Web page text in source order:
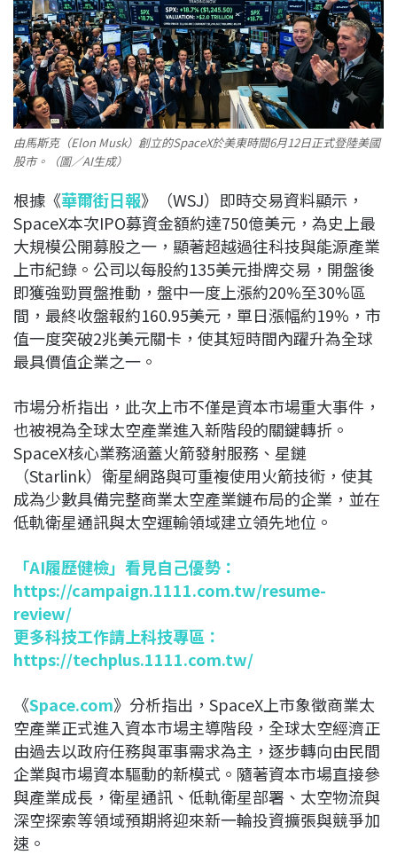
由馬斯克（Elon Musk）創立的SpaceX於美東時間6月12日正式登陸美國
股市。（圖／AI生成）
根據《華爾街日報》（WSJ）即時交易資料顯示，
SpaceX本次IPO募資金額約達750億美元，為史上最
大規模公開募股之一，顯著超越過往科技與能源產業
上市紀錄。公司以每股約135美元掛牌交易，開盤後
即獲強勁買盤推動，盤中一度上漲約20%至30%區
間，最終收盤報約160.95美元，單日漲幅約19%，市
值一度突破2兆美元關卡，使其短時間內躍升為全球
最具價值企業之一。
市場分析指出，此次上市不僅是資本市場重大事件，
也被視為全球太空產業進入新階段的關鍵轉折。
SpaceX核心業務涵蓋火箭發射服務、星鏈
（Starlink）衛星網路與可重複使用火箭技術，使其
成為少數具備完整商業太空產業鏈布局的企業，並在
低軌衛星通訊與太空運輸領域建立領先地位。
「AI履歷健檢」看見自己優勢：
https://campaign.1111.com.tw/resume-
review/
更多科技工作請上科技專區：
https://techplus.1111.com.tw/
《Space.com》分析指出，SpaceX上市象徵商業太
空產業正式進入資本市場主導階段，全球太空經濟正
由過去以政府任務與軍事需求為主，逐步轉向由民間
企業與市場資本驅動的新模式。隨著資本市場直接參
與產業成長，衛星通訊、低軌衛星部署、太空物流與
深空探索等領域預期將迎來新一輪投資擴張與競爭加
速。